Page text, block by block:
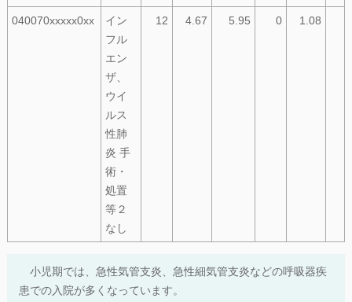
040070xxxxx0xx
イン
フル
エン
ザ、
ウイ
ルス
性肺
炎 手
術・
処置
等２
なし
12 4.67 5.95 0 1.08
小児期では、急性気管支炎、急性細気管支炎などの呼吸器疾
患での入院が多くなっています。